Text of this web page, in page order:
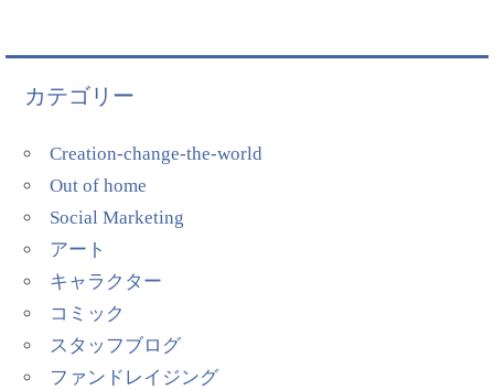
カテゴリー
Creation-change-the-world
Out of home
Social Marketing
アート
キャラクター
コミック
スタッフブログ
ファンドレイジング